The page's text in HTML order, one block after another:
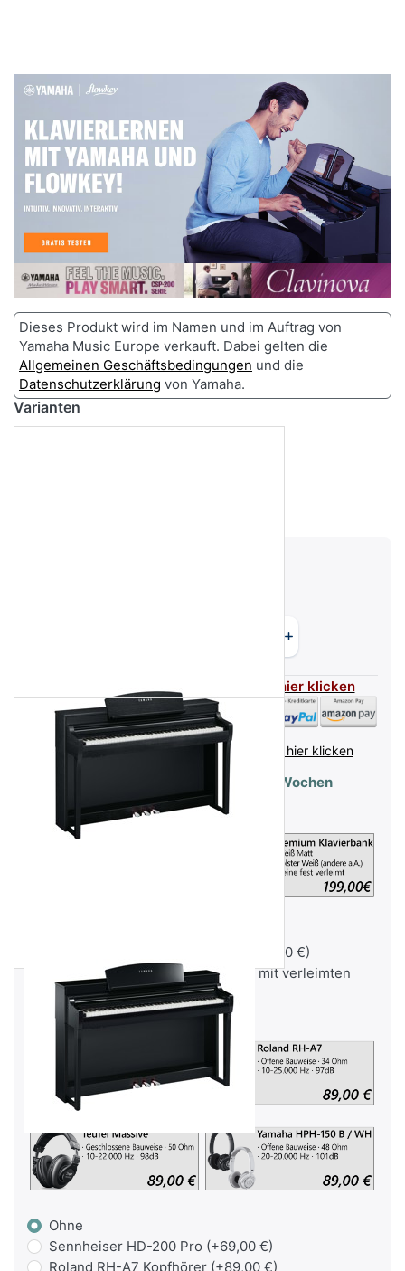
Dieses Produkt wird im Namen und im Auftrag von
Yamaha Music Europe verkauft. Dabei gelten die
Allgemeinen Geschäftsbedingungen und die
Datenschutzerklärung von Yamaha.
Varianten
Flexible Zahlarten - für mehr Infos hier klicken
inkl. MwSt. (19%), Infos zu Versandkosten - hier klicken
Lieferbar - Lieferzeit 1-2 Wochen
Optional: Klavierbank Weiß Matt
Deluxe Klavierbank Weiß Matt (+89,00 €)
Premium-Klavierbank Weiß Matt mit verleimten
Beinen (+199,00 €)
Optional: Kopfhörer
Ohne
Sennheiser HD-200 Pro (+69,00 €)
Roland RH-A7 Kopfhörer (+89,00 €)